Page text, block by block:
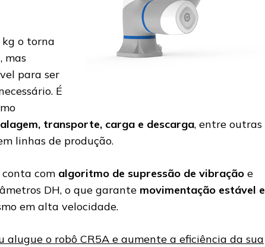
o torna
mas
para ser
É
transporte, carga e descarga, entre outras
linhas de produção.
com algoritmo de supressão de vibração e
DH, o que garante movimentação estável e
em alta velocidade.
alugue o robô CR5A e aumente a eficiência da sua